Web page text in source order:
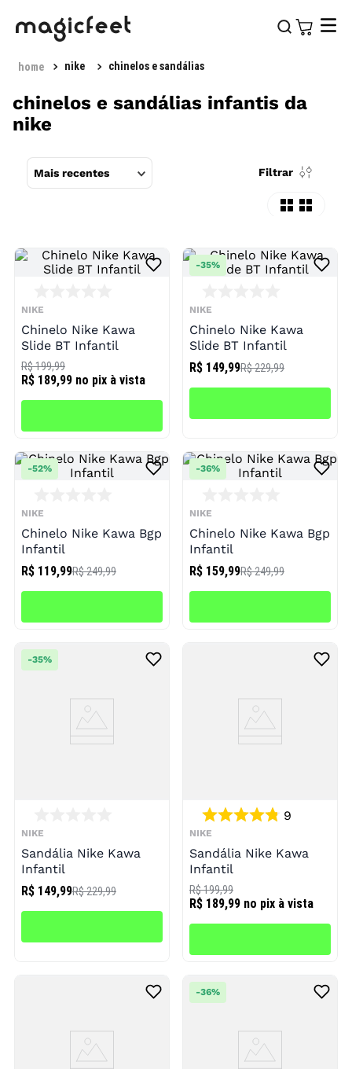
nike chinelos e sandálias
chinelos e sandálias infantis da
nike
Filtrar
Mais recentes
NIKE
Chinelo Nike Kawa
Slide BT Infantil
R$ 189,99 no pix à vista
R$ 199,99
NIKE
Chinelo Nike Kawa
Slide BT Infantil
R$ 149,99R$ 229,99
-35%
NIKE
Chinelo Nike Kawa Bgp
Infantil
R$ 119,99R$ 249,99
-52%
NIKE
Chinelo Nike Kawa Bgp
Infantil
R$ 159,99R$ 249,99
-36%
NIKE
Sandália Nike Kawa
Infantil
R$ 149,99R$ 229,99
-35%
NIKE
9
Sandália Nike Kawa
Infantil
R$ 189,99 no pix à vista
R$ 199,99
-36%